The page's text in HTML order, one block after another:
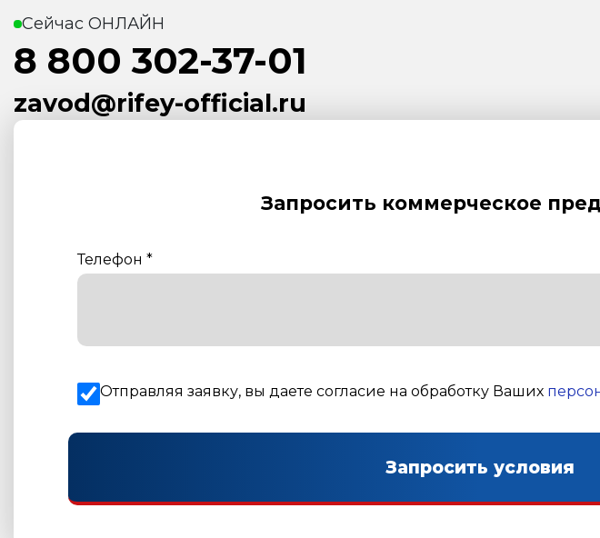
Сейчас ОНЛАЙН
8 800 302-37-01
zavod@rifey-official.ru
Запросить коммерческое
Телефон *
Отправляя заявку, вы даете согласие на обработку Ваших